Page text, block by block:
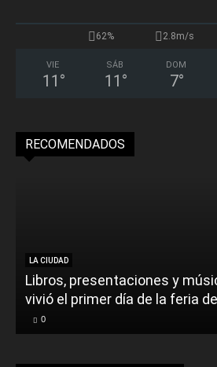
62% 2.8m/s
VIE
11 °
SÁB
11 °
DOM
7°
RECOMENDADOS
LA CIUDAD
Libros, presentaciones y
vivió el primer día de la feria
0